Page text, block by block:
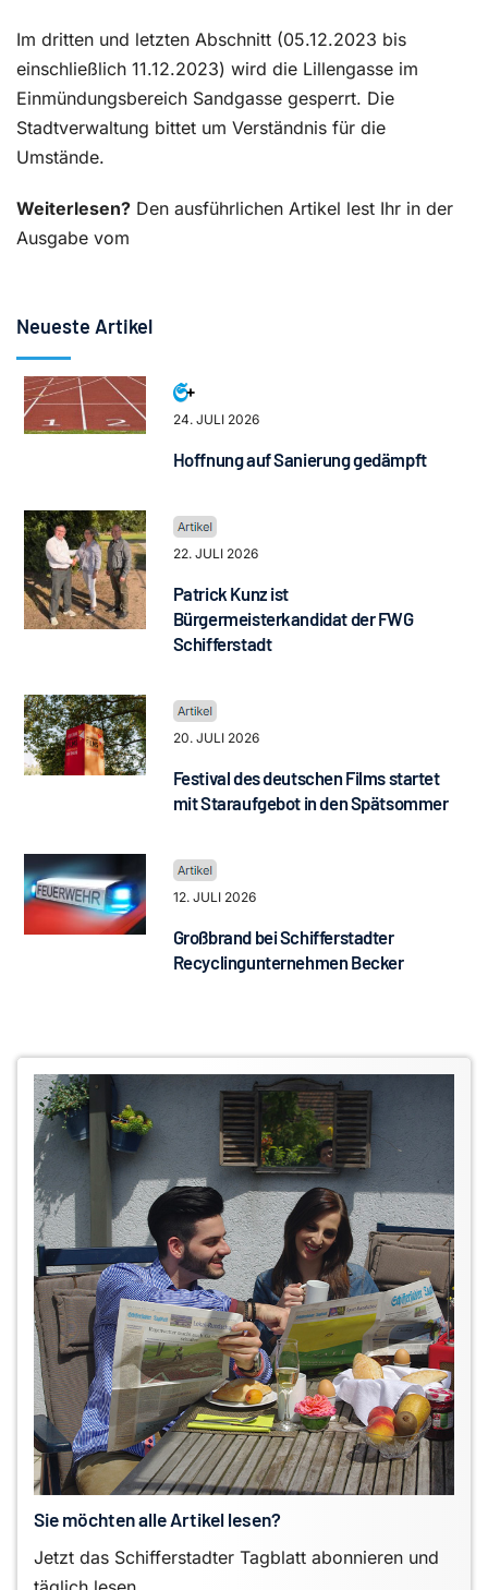
Im dritten und letzten Abschnitt (05.12.2023 bis
einschließlich 11.12.2023) wird die Lillengasse im
Einmündungsbereich Sandgasse gesperrt. Die
Stadtverwaltung bittet um Verständnis für die
Umstände.
Weiterlesen? Den ausführlichen Artikel lest Ihr in der
Ausgabe vom
Neueste Artikel
24. JULI 2026
Hoffnung auf Sanierung gedämpft
22. JULI 2026
Patrick Kunz ist
Bürgermeisterkandidat der FWG
Schifferstadt
20. JULI 2026
Festival des deutschen Films startet
mit Staraufgebot in den Spätsommer
12. JULI 2026
Großbrand bei Schifferstadter
Recyclingunternehmen Becker
Sie möchten alle Artikel lesen?
Jetzt das Schifferstadter Tagblatt abonnieren und